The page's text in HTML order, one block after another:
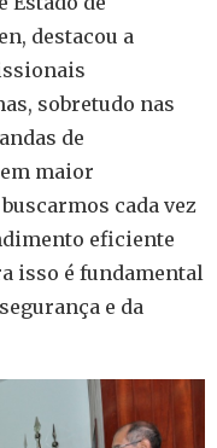
destacou a
sobretudo nas
de
maior
cada vez
eficiente
isso é fundamental
e da